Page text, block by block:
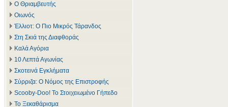
Ο Θριαμβευτής
Οιωνός
Έλλιοτ: Ο Πιο Μικρός Τάρανδος
Στη Σκιά της Διαφθοράς
Καλά Αγόρια
10 Λεπτά Αγωνίας
Σκοτεινά Εγκλήματα
Σύρριζα: Ο Νόμος της Επιστροφής
Scooby-Doo! Το Στοιχειωμένο Γήπεδο
Το Ξεκαθάρισμα